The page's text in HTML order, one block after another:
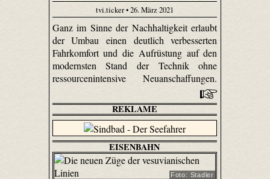
tvi.ticker • 26. März 2021
Ganz im Sinne der Nachhaltigkeit erlaubt
der Umbau einen deutlich verbesserten
Fahrkomfort und die Aufrüstung auf den
modernsten Stand der Technik ohne
ressourcenintensive Neuanschaffungen.
REKLAME
EISENBAHN
Foto: Stadler